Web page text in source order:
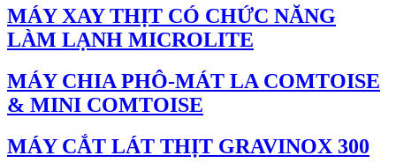
MÁY XAY THỊT CÓ CHỨC NĂNG
LÀM LẠNH MICROLITE
MÁY CHIA PHÔ-MÁT LA COMTOISE
& MINI COMTOISE
MÁY CẮT LÁT THỊT GRAVINOX 300